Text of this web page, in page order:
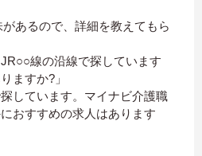
があるので、詳細を教えてもら
線の沿線で探しています
ますか?」
しています。マイナビ介護職
おすすめの求人はあります